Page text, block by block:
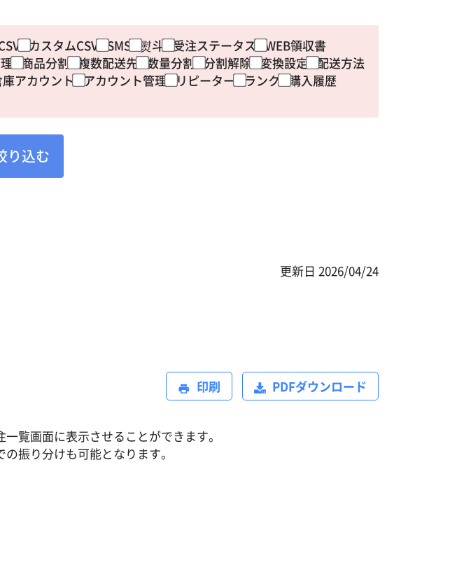
カスタムCSV SMS 熨斗 受注ステータス WEB領収書
商品分割 複数配送先 数量分割 分割解除 変換設定 配送方法
アカウント アカウント管理 リピーター ランク 購入履歴
り込む
更新日 2026/04/24
印刷 PDFダウンロード
覧画面に表示させることができます。
振り分けも可能となります。